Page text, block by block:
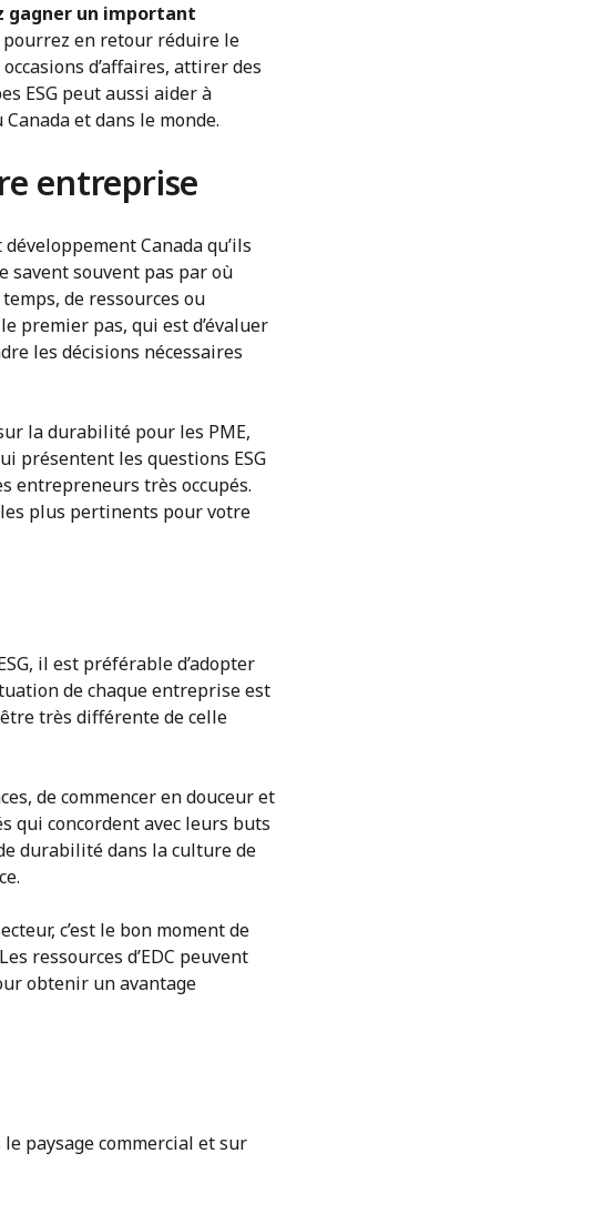
gagner un important
pourrez en retour réduire le
d’affaires, attirer des
ESG peut aussi aider à
et dans le monde.
entreprise
Canada qu’ils
savent souvent pas par où
de ressources ou
premier pas, qui est d’évaluer
les décisions nécessaires
la durabilité pour les PME,
présentent les questions ESG
entrepreneurs très occupés.
plus pertinents pour votre
il est préférable d’adopter
de chaque entreprise est
très différente de celle
de commencer en douceur et
qui concordent avec leurs buts
durabilité dans la culture de
c’est le bon moment de
ressources d’EDC peuvent
obtenir un avantage
paysage commercial et sur